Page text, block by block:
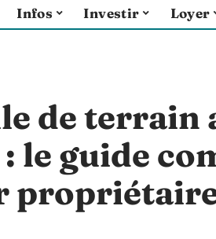
Infos Investir Loyer
de terrain
le guide